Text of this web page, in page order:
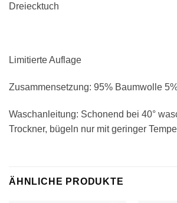
Dreiecktuch
Limitierte Auflage
Zusammensetzung: 95% Baumwolle
Waschanleitung: Schonend bei 40°
Trockner, bügeln nur mit geringer
ÄHNLICHE PRODUKTE